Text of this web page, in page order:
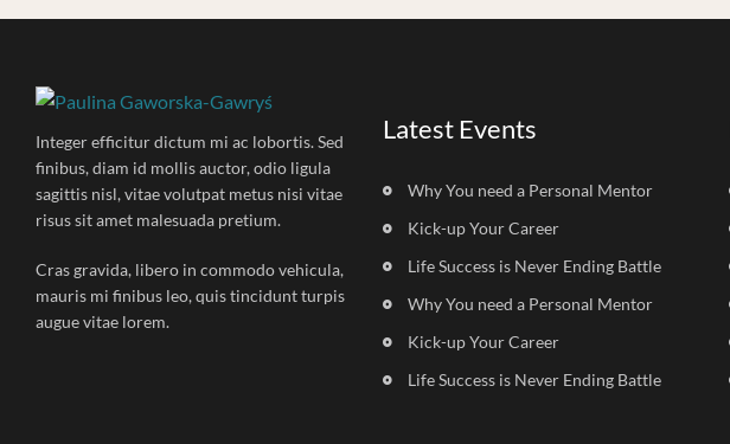
Integer efficitur dictum mi ac lobortis. Sed
finibus, diam id mollis auctor, odio ligula
sagittis nisl, vitae volutpat metus nisi vitae
risus sit amet malesuada pretium.
Cras gravida, libero in commodo vehicula,
mauris mi finibus leo, quis tincidunt turpis
augue vitae lorem.
Latest Events
Why You need a Personal Mentor
Kick-up Your Career
Life Success is Never Ending Battle
Why You need a Personal Mentor
Kick-up Your Career
Life Success is Never Ending Battle